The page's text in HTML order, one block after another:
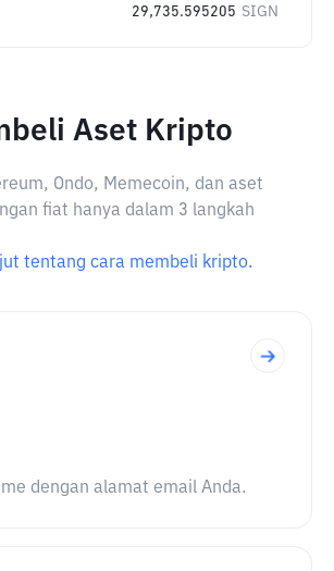
29,735.595205 SIGN
Aset Kripto
Ondo, Memecoin, dan aset
fiat hanya dalam 3 langkah
tentang cara membeli kripto.
dengan alamat email Anda.